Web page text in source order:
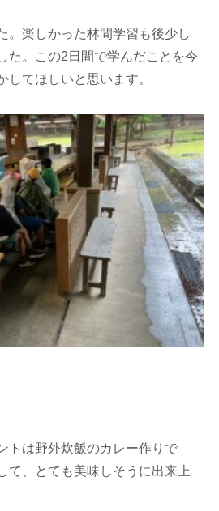
。楽しかった林間学習も後少し
た。この2日間で学んだことを今
してほしいと思います。
トは野外炊飯のカレー作りで
て、とても美味しそうに出来上